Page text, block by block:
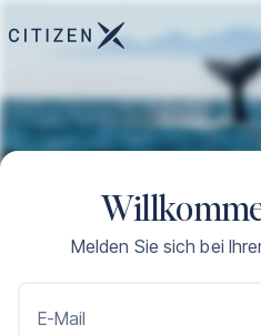
Melden Sie sich bei
E-Mail